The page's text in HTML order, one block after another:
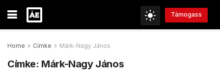
Támogass
Home Címke Márk-Nagy János
Címke: Márk-Nagy János